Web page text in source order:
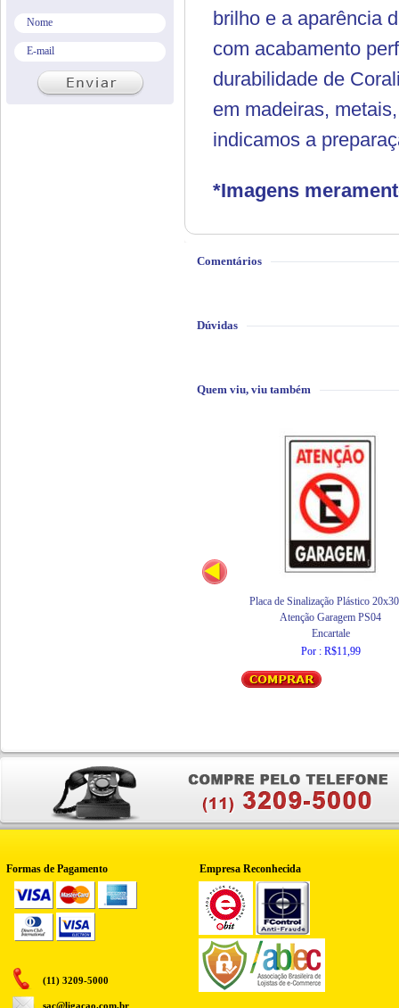
brilho e a aparência
com acabamento
durabilidade de
em madeiras,
indicamos a
*Imagens
Comentários
Dúvidas
Quem viu, viu também
Placa de Sinalização Plástico
Atenção Garagem PS04
Encartale
Por : R$11,99
Formas de Pagamento Empresa Reconhecida
(11) 3209-5000
sac@ligacao.com.br